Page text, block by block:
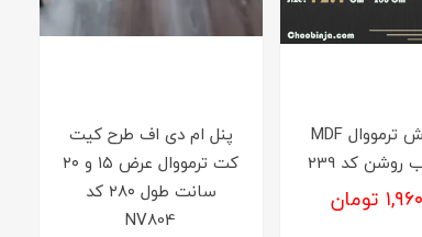
دیوارپوش ترمووال MDF
کد 239
تومان
پنل ام دی اف طرح کیت
کت ترمووال عرض ۱۵ و ۲۰
سانت طول ۲۸۰ کد
NV804